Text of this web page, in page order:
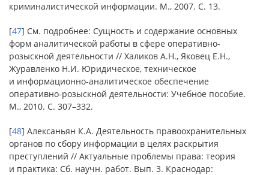
криминалистической информации. М., 2007. С. 13.
[47] См. подробнее: Сущность и содержание основных
форм аналитической работы в сфере оперативно-
розыскной деятельности // Халиков А.Н., Яковец Е.Н.,
Журавленко Н.И. Юридическое, техническое
и информационно-аналитическое обеспечение
оперативно-розыскной деятельности: Учебное пособие.
М., 2010. С. 307–332.
[48] Алексаньян К.А. Деятельность правоохранительных
органов по сбору информации в целях раскрытия
преступлений // Актуальные проблемы права: теория
и практика: Сб. научн. работ. Вып. 3. Краснодар: